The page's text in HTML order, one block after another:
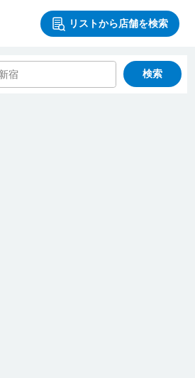
リストから店舗を検索
検索